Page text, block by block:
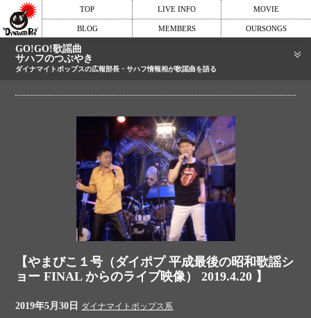
TOP LIVE INFO MOVIE
BLOG MEMBERS OURSONGS
GO!GO!歌謡曲
サハフのつぶやき
ダイナマイトポップスの広報部長・サハフ情報相が歌謡曲を語る
【やまびこ１号（ダイポプ 平成最後の昭和歌謡シ
ョー FINAL からのライブ映像） 2019.4.20 】
2019年5月30日 ダイナマイトポップス系